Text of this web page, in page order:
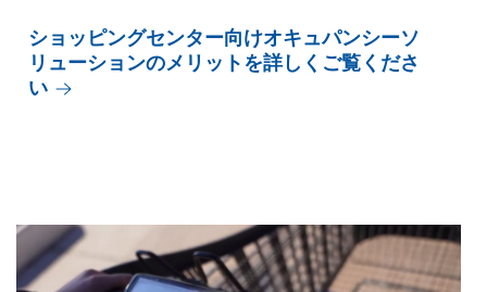
ショッピングセンター向けオキュパンシーソ
リューションのメリットを詳しくご覧くださ
い